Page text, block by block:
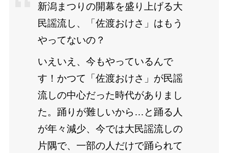
新潟まつりの開幕を盛り上げる大
民謡流し、「佐渡おけさ」はもう
やってないの？
いえいえ、今もやっているんで
す！かつて「佐渡おけさ」が民謡
流しの中心だった時代がありまし
た。踊りが難しいから…と踊る人
が年々減少、今では大民謡流しの
片隅で、一部の人だけで踊られて